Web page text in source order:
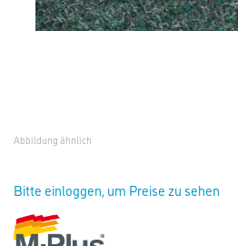
Abbildung ähnlich
Bitte einloggen, um Preise zu sehen